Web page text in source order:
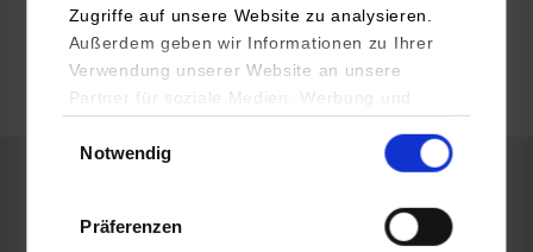
Zugriffe auf unsere Website zu analysieren.
Außerdem geben wir Informationen zu Ihrer
Verwendung unserer Website an unsere
Partner für soziale Medien, Werbung und
YouTube, Google Maps) führen diese
Daten zusammen, die Sie ihnen bereitgestellt
haben oder die sie im Rahmen Ihrer Nutzung
Notwendig
Präferenzen
belegt
Wirtschaftsingenieurwesen - International Business and